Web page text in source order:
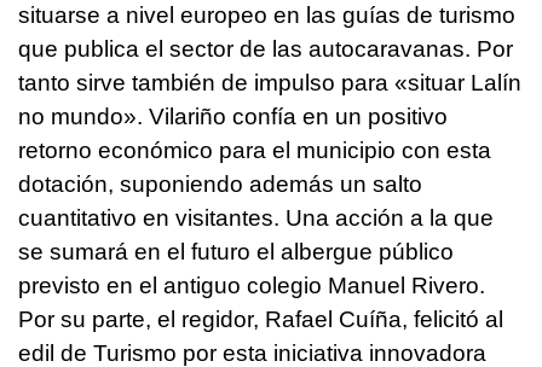
situarse a nivel europeo en las guías de turismo
que publica el sector de las autocaravanas. Por
tanto sirve también de impulso para «situar Lalín
no mundo». Vilariño confía en un positivo
retorno económico para el municipio con esta
dotación, suponiendo además un salto
cuantitativo en visitantes. Una acción a la que
se sumará en el futuro el albergue público
previsto en el antiguo colegio Manuel Rivero.
Por su parte, el regidor, Rafael Cuíña, felicitó al
edil de Turismo por esta iniciativa innovadora